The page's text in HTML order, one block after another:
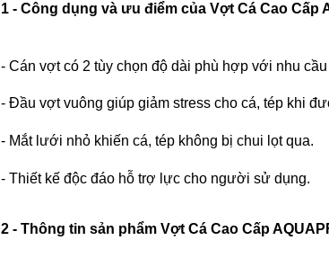
1 - Công dụng và ưu điểm của Vợt Cá Cao Cấp
- Cán vợt có 2 tùy chọn độ dài phù hợp với nhu
- Đầu vợt vuông giúp giảm stress cho cá, tép khi
- Mắt lưới nhỏ khiến cá, tép không bị chui lọt qua.
- Thiết kế độc đáo hỗ trợ lực cho người sử dụng.
2 - Thông tin sản phẩm Vợt Cá Cao Cấp